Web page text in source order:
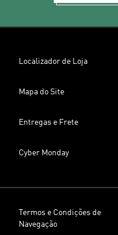
Localizador de Loja
Mapa do Site
Entregas e Frete
Cyber Monday
Termos e Condições de
Navegação